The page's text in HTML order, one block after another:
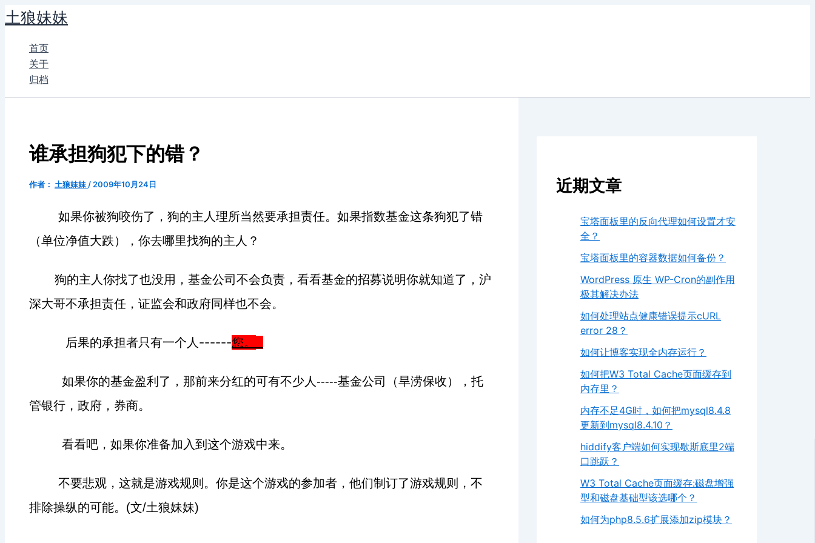
跳
至
土狼妹妹
首页
关于
归档
谁承担狗犯下的错？
作者： 土狼妹妹 / 2009年10月24日
如果你被狗咬伤了，狗的主人理所当然要承担责任。如果指数基金这条狗犯了错
（单位净值大跌），你去哪里找狗的主人？
狗的主人你找了也没用，基金公司不会负责，看看基金的招募说明你就知道了，沪
深大哥不承担责任，证监会和政府同样也不会。
后果的承担者只有一个人 ------您。
如果你的基金盈利了，那前来分红的可有不少人-----基金公司（旱涝保收），托
管银行，政府，券商。
看看吧，如果你准备加入到这个游戏中来。
不要悲观，这就是游戏规则。你是这个游戏的参加者，他们制订了游戏规则，不
排除操纵的可能。 (文/土狼妹妹)
近期文章
宝塔面板里的反向代理如何设置才安
全？
宝塔面板里的容器数据如何备份？
WordPress 原生 WP-Cron的副作用
极其解决办法
如何处理站点健康错误提示cURL
error 28？
如何让博客实现全内存运行？
如何把W3 Total Cache页面缓存到
内存里？
内存不足4G时，如何把mysql8.4.8
更新到mysql8.4.10？
hiddify客户端如何实现歇斯底里2端
口跳跃？
W3 Total Cache页面缓存:磁盘增强
型和磁盘基础型该选哪个？
如何为php8.5.6扩展添加zip模块？